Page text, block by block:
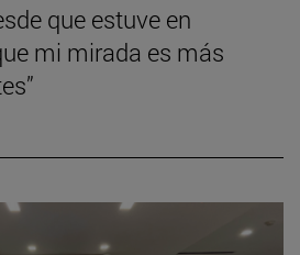
que estuve en
mi mirada es más